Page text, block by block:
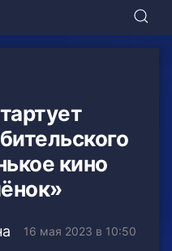
кино
16 мая 2023 в 10:50